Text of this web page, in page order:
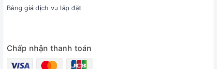
Bảng giá dịch vụ lắp đặt
Chấp nhận thanh toán